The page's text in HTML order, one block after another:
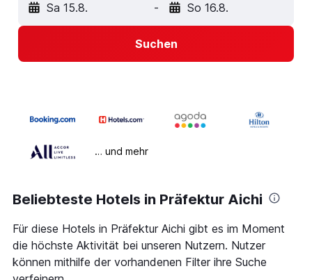
Sa 15.8. - So 16.8.
Suchen
… und mehr
Beliebteste Hotels in Präfektur Aichi
Für diese Hotels in Präfektur Aichi gibt es im Moment
die höchste Aktivität bei unseren Nutzern. Nutzer
können mithilfe der vorhandenen Filter ihre Suche